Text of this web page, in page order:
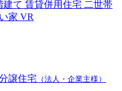
建て 賃貸併用住宅 二世帯
家 VR
譲住宅 （法人・企業主様）